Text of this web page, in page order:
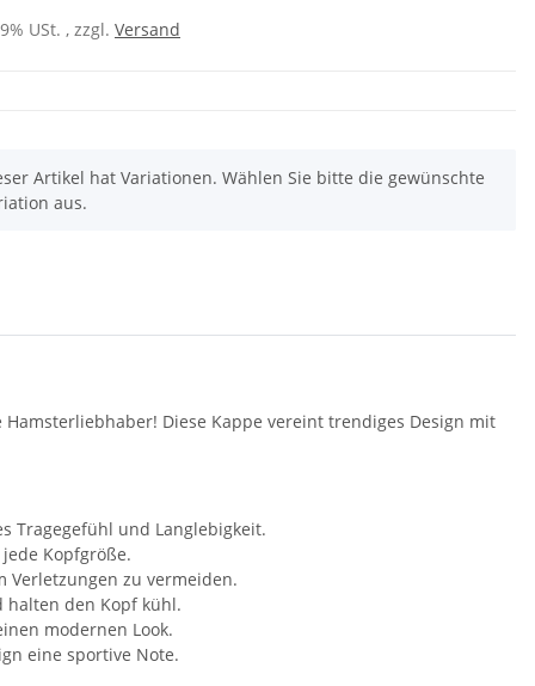
USt. , zzgl. Versand
Artikel hat Variationen. Wählen Sie bitte die gewünschte
aus.
Diese Kappe vereint trendiges Design mit
Tragegefühl und Langlebigkeit.
Kopfgröße.
Verletzungen zu vermeiden.
halten den Kopf kühl.
modernen Look.
eine sportive Note.